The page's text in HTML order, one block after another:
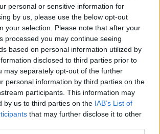
personal or sensitive information for
by us, please use the below opt-out
your selection. Please note that after your
processed you may continue seeing
based on personal information utilized by
disclosed to third parties prior to
may separately opt-out of the further
personal information by third parties on the
participants. This information may
by us to third parties on the IAB’s List of
that may further disclose it to other
iskola és az uszoda
fűtés és melegvíz
nélkül maradt napokra
ebben a cudar
,fűtés,gyerekek,iskola ,javítás ,meghibásodott